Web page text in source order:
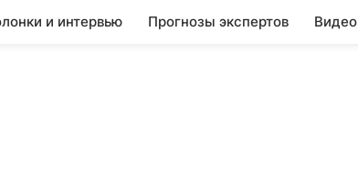
и интервью Прогнозы экспертов Видео